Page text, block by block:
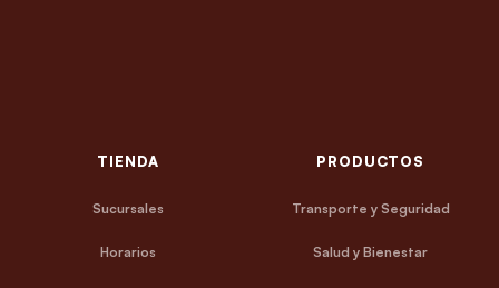
TIENDA
Sucursales
Horarios
PRODUCTOS
Transporte y Seguridad
Salud y Bienestar